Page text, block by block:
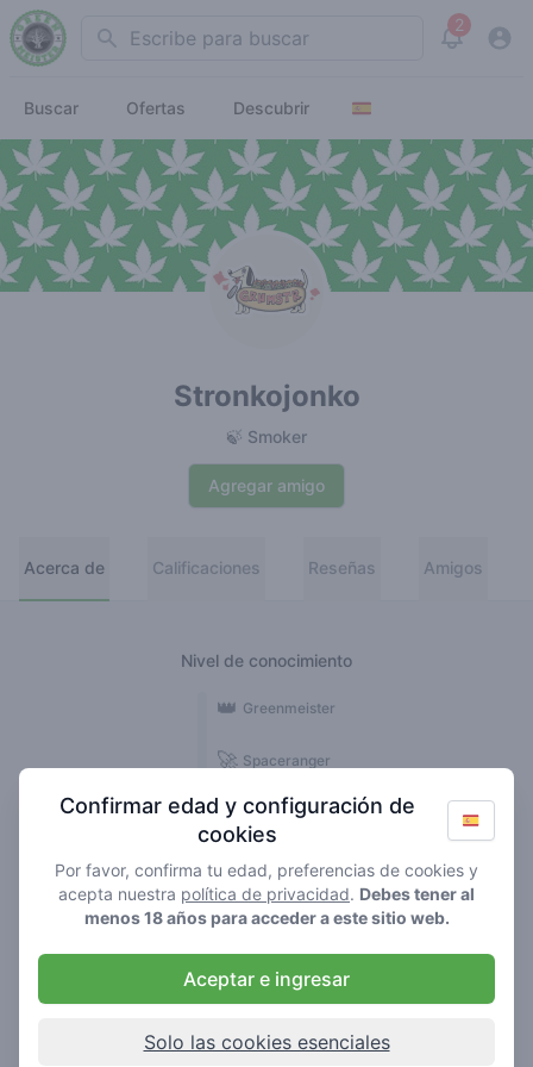
Search 2
View
Buscar Ofertas Descubrir
Stronkojonko
🍃 Smoker
Agregar amigo
Acerca de Calificaciones Reseñas Amigos
Nivel de conocimiento
🍃 Smoker
🌱 Roller
🥦 Stoner
🚀 Spaceranger
👑 Greenmeister
Confirmar edad y configuración de
cookies
Por favor, confirma tu edad, preferencias de cookies y
acepta nuestra política de privacidad. Debes tener al
menos 18 años para acceder a este sitio web.
Aceptar e ingresar
Solo las cookies esenciales